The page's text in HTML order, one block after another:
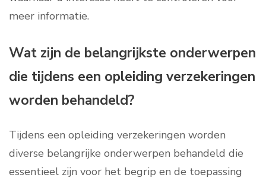
meer informatie.
Wat zijn de belangrijkste onderwerpen
die tijdens een opleiding verzekeringen
worden behandeld?
Tijdens een opleiding verzekeringen worden
diverse belangrijke onderwerpen behandeld die
essentieel zijn voor het begrip en de toepassing